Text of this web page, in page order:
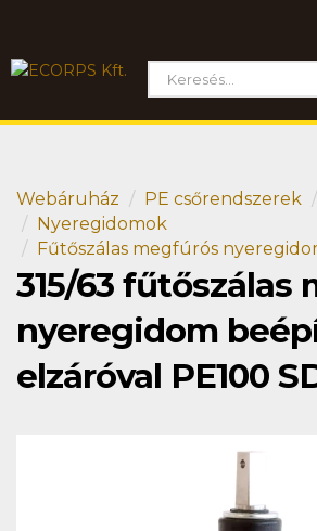
Webáruház PE csőrendszerek
Nyeregidomok
Fűtőszálas megfúrós
315/63 fűtőszálas
nyeregidom
elzáróval PE100